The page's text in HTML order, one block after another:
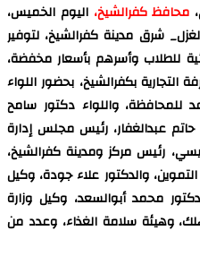
محافظ كفرالشيخ، اليوم الخميس،
شرق مدينة كفرالشيخ، لتوفير
للطلاب وأسرهم بأسعار مخفضة،
التجارية بكفرالشيخ، بحضور اللواء
للمحافظة، واللواء دكتور سامح
حاتم عبدالغفار، رئيس مجلس إدارة
رئيس مركز ومدينة كفرالشيخ،
والدكتور علاء جودة، وكيل
محمد أبوالسعد، وكيل وزارة
وهيئة سلامة الغذاء، وعدد من